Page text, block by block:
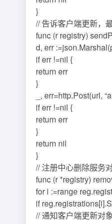
}
// 告诉客户端更新，
func (r registry)
d, err
if err !=nil {
return err
}
_, err=http.Post(url,
if err !=nil {
return err
}
return nil
}
// 注册中心删除服务
func (r *registry)
for i :=range
if
// 通知客户端更新对